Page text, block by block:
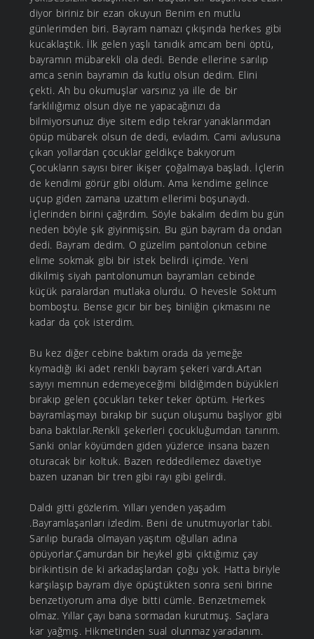
diyor biriniz bir ezan okuyun Benim en mutlu
günlerimden biri. Bayram namazı çıkışında herkes gibi
kucaklaştık. İlk gelen yaşlı tanıdık amcam beni öptü,
bayramın mübarekli ola dedi. Bende ellerine sarılıp
amca senin bayramın da kutlu olsun dedim. Elini
çekti. Ah bu okumuşlar varsınız ya ille de bir
farklılığımız olsun diye ne yapacağınızı da
bilmiyorsunuz diye sitem edip tekrar yanaklarımdan
öpüp mübarek olsun de dedi, evladım. Cami avlusuna
çıkan yollardan çocuklar geldikçe bakıyorum
Çocukların sayısı birer ikişer çoğalmaya başladı. İçlerin
de kendimi görür gibi oldum. Ama kendime gelince
uçup giden zamana uzattım ellerimi boşunaydı.
İçlerinden birini çağırdım. Söyle bakalım dedim bu gün
neden böyle şık giyinmişsin. Bu gün bayram da ondan
dedi. Bayram dedim. O güzelim pantolonun cebine
elime sokmak gibi bir istek belirdi içimde. Yeni
dikilmiş siyah pantolonumun bayramları cebinde
küçük paralardan mutlaka olurdu. O hevesle Soktum
bomboştu. Bense gıcır bir beş binliğin çıkmasını ne
kadar da çok isterdim.
Bu kez diğer cebine baktım orada da yemeğe
kıymadığı iki adet renkli bayram şekeri vardı.Artan
sayıyı memnun edemeyeceğimi bildiğimden büyükleri
bırakıp gelen çocukları teker teker öptüm. Herkes
bayramlaşmayı bırakıp bir suçun oluşumu başlıyor gibi
bana baktılar.Renkli şekerleri çocukluğumdan tanırım.
Sanki onlar köyümden giden yüzlerce insana bazen
oturacak bir koltuk. Bazen reddedilemez davetiye
bazen uzanan bir tren gibi rayı gibi gelirdi.
Daldı gitti gözlerim. Yılları yenden yaşadım
.Bayramlaşanları izledim. Beni de unutmuyorlar tabi.
Sarılıp burada olmayan yaşıtım oğulları adına
öpüyorlar.Çamurdan bir heykel gibi çıktığımız çay
birikintisin de ki arkadaşlardan çoğu yok. Hatta biriyle
karşılaşıp bayram diye öpüştükten sonra seni birine
benzetiyorum ama diye bitti cümle. Benzetmemek
olmaz. Yıllar çayı bana sormadan kurutmuş. Saçlara
kar yağmış. Hikmetinden sual olunmaz yaradanım.